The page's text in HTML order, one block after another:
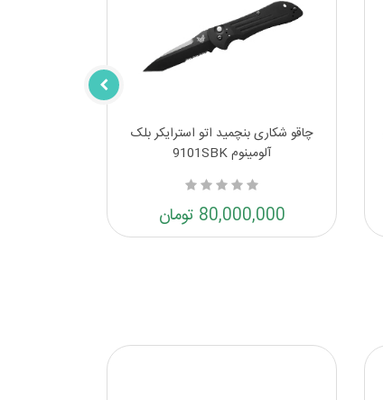
چاقو شکاری بنچمید اتو استرایکر بلک
آلومینوم 9101SBK
80,000,000 تومان